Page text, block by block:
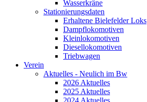
Wasserkräne
Stationierungsdaten
Erhaltene Bielefelder Loks
Dampflokomotiven
Kleinlokomotiven
Diesellokomotiven
Triebwagen
Verein
Aktuelles - Neulich im Bw
2026 Aktuelles
2025 Aktuelles
2024 Aktuelles